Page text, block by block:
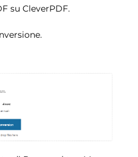
su CleverPDF.